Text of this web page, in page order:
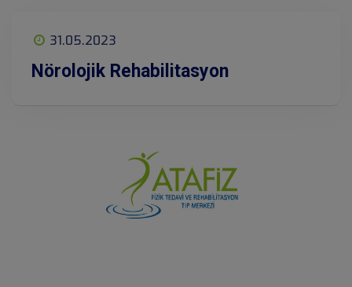
31.05.2023
Nörolojik Rehabilitasyon